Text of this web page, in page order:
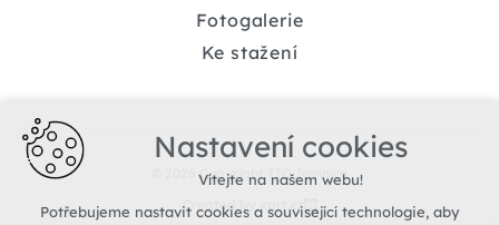
Fotogalerie
Ke stažení
© 2026 Copyright TIC Jemnice
Created by xart.cz
Nastavení cookies
Vítejte na našem webu!
Potřebujeme nastavit cookies a související technologie, aby